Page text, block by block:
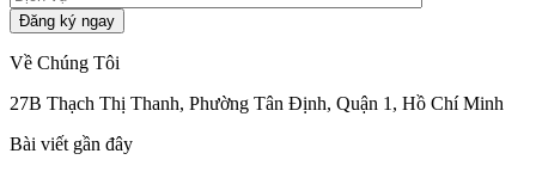
Về Chúng Tôi
27B Thạch Thị Thanh, Phường Tân Định, Quận 1, Hồ Chí Minh
Bài viết gần đây